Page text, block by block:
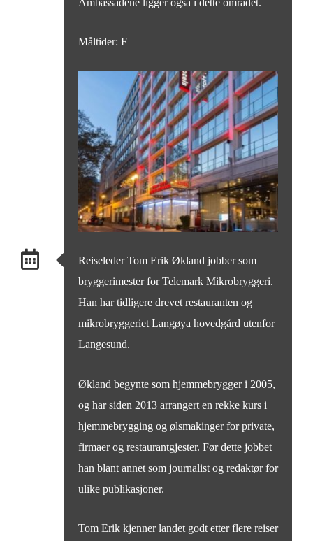
Måltider: F
Reiseleder Tom Erik Økland jobber som
bryggerimester for Telemark Mikrobryggeri.
Han har tidligere drevet restauranten og
mikrobryggeriet Langøya hovedgård utenfor
Langesund.
Økland begynte som hjemmebrygger i 2005,
og har siden 2013 arrangert en rekke kurs i
hjemmebrygging og ølsmakinger for private,
firmaer og restaurantgjester. Før dette jobbet
han blant annet som journalist og redaktør for
ulike publikasjoner.
Tom Erik kjenner landet godt etter flere reiser